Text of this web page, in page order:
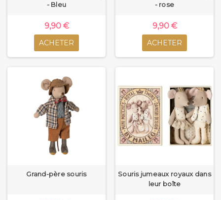
- Bleu
9,90 €
ACHETER
- rose
9,90 €
ACHETER
Grand-père souris
Souris jumeaux royaux dans
leur boîte